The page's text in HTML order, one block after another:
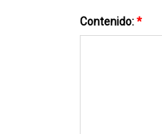
Contenido:*